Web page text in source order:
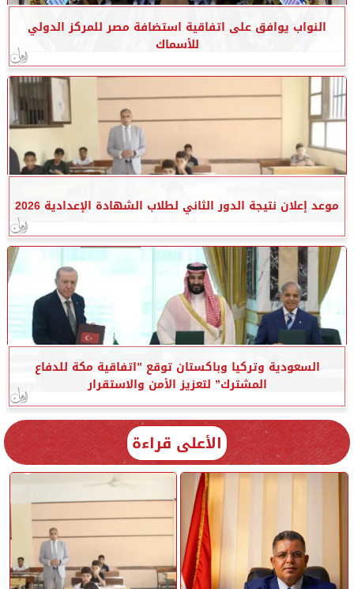
النواب يوافق على اتفاقية استضافة مصر للمركز الدولي
للأسماك
موعد إعلان نتيجة الدور الثاني لطلاب الشهادة الإعدادية 2026
السعودية وتركيا وباكستان توقع ”اتفاقية مكة للدفاع
المشترك” لتعزيز الأمن والاستقرار
الأعلى قراءة